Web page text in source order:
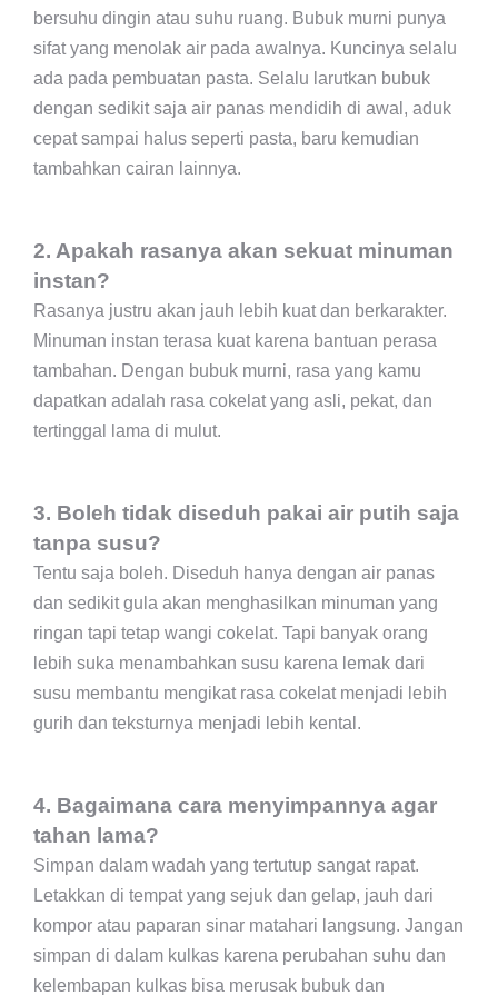
bersuhu dingin atau suhu ruang. Bubuk murni punya
sifat yang menolak air pada awalnya. Kuncinya selalu
ada pada pembuatan pasta. Selalu larutkan bubuk
dengan sedikit saja air panas mendidih di awal, aduk
cepat sampai halus seperti pasta, baru kemudian
tambahkan cairan lainnya.
2. Apakah rasanya akan sekuat minuman
instan?
Rasanya justru akan jauh lebih kuat dan berkarakter.
Minuman instan terasa kuat karena bantuan perasa
tambahan. Dengan bubuk murni, rasa yang kamu
dapatkan adalah rasa cokelat yang asli, pekat, dan
tertinggal lama di mulut.
3. Boleh tidak diseduh pakai air putih saja
tanpa susu?
Tentu saja boleh. Diseduh hanya dengan air panas
dan sedikit gula akan menghasilkan minuman yang
ringan tapi tetap wangi cokelat. Tapi banyak orang
lebih suka menambahkan susu karena lemak dari
susu membantu mengikat rasa cokelat menjadi lebih
gurih dan teksturnya menjadi lebih kental.
4. Bagaimana cara menyimpannya agar
tahan lama?
Simpan dalam wadah yang tertutup sangat rapat.
Letakkan di tempat yang sejuk dan gelap, jauh dari
kompor atau paparan sinar matahari langsung. Jangan
simpan di dalam kulkas karena perubahan suhu dan
kelembapan kulkas bisa merusak bubuk dan